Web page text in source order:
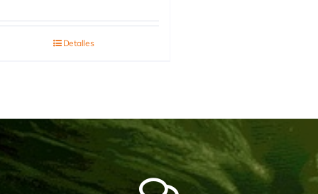
Detalles